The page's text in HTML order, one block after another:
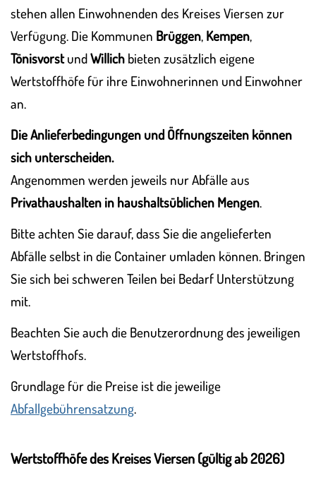
stehen allen Einwohnenden des Kreises Viersen zur
Verfügung. Die Kommunen Brüggen, Kempen,
TönisvorstundWillich bieten zusätzlich eigene
Wertstoffhöfe für ihre Einwohnerinnen und Einwohner
an.
Die Anlieferbedingungen und Öffnungszeiten können
sich unterscheiden.
Angenommen werden jeweils nur Abfälle aus
Privathaushalten in haushaltsüblichen Mengen.
Bitte achten Sie darauf, dass Sie die angelieferten
Abfälle selbst in die Container umladen können. Bringen
Sie sich bei schweren Teilen bei Bedarf Unterstützung
mit.
Beachten Sie auch die Benutzerordnung des jeweiligen
Wertstoffhofs.
Grundlage für die Preise ist die jeweilige
Abfallgebührensatzung.
Wertstoffhöfe des Kreises Viersen (gültig ab 2026)